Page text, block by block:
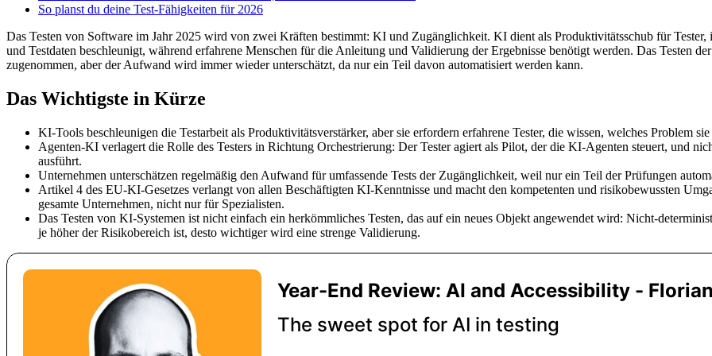
So planst du deine Test-Fähigkeiten für 2026
Das Testen von Software im Jahr 2025 wird von zwei Kräften bestimmt: KI und Zugänglichkeit. KI dient als Produktivitätsschub für Tester,
und Testdaten beschleunigt, während erfahrene Menschen für die Anleitung und Validierung der Ergebnisse benötigt werden. Das Testen
zugenommen, aber der Aufwand wird immer wieder unterschätzt, da nur ein Teil davon automatisiert werden kann.
Das Wichtigste in Kürze
KI-Tools beschleunigen die Testarbeit als Produktivitätsverstärker, aber sie erfordern erfahrene Tester, die wissen, welches Problem
Agenten-KI verlagert die Rolle des Testers in Richtung Orchestrierung: Der Tester agiert als Pilot, der die KI-Agenten steuert, und
ausführt.
Unternehmen unterschätzen regelmäßig den Aufwand für umfassende Tests der Zugänglichkeit, weil nur ein Teil der Prüfungen
Artikel 4 des EU-KI-Gesetzes verlangt von allen Beschäftigten KI-Kenntnisse und macht den kompetenten und risikobewussten
gesamte Unternehmen, nicht nur für Spezialisten.
Das Testen von KI-Systemen ist nicht einfach ein herkömmliches Testen, das auf ein neues Objekt angewendet wird: Nicht-
je höher der Risikobereich ist, desto wichtiger wird eine strenge Validierung.